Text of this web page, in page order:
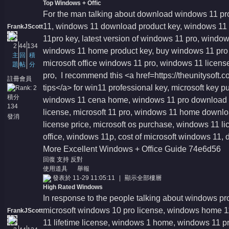
FrankJScott
2
主
題
44
回
帖
134
積
分
註冊會員
積分
134
發消
Top Windows + Offic
For the man talking about download windows 11
11, windows 11 download product key, windows
11pro key, latest version of windows 11 pro,
windows 11 home product key, buy windows 11
microsoft office windows 11 pro, windows 11
pro, I recommend this <a href=https://
tips</a> for win11 professional key, microsoft key
windows 11 cena home, windows 11 pro
license, microsoft 11 pro, windows 11 home
license price, microsoft os purchase, windows 11
office, windows 11p, cost of microsoft windows
More Excellent Windows + Office Guide74e6d56
回復 支持 反對
使用道具
舉報
FrankJScott
發表於 11-29 11:05:11
顯示全部樓層
High Rated Windows
In response to the people talking about windows
microsoft windows 10 pro license, windows home
11 lifetime license, windows 1 home, windows 11